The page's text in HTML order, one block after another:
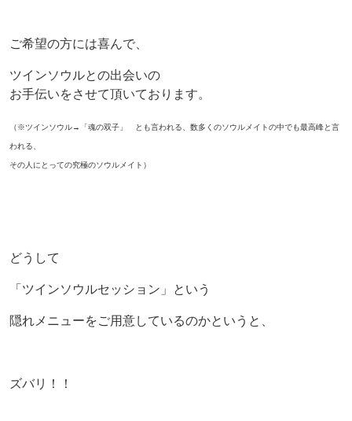
ご希望の方には喜んで、
ツインソウルとの出会いの
お手伝いをさせて頂いております。
（※ツインソウル→「魂の双子」 とも言われる、数多くのソウルメイトの中でも最高峰と言
われる、
その人にとっての究極のソウルメイト）
どうして
「ツインソウルセッション」という
隠れメニューをご用意しているのかというと、
ズバリ！！